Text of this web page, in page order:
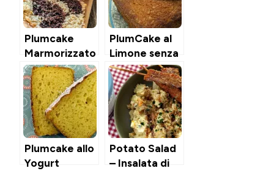
Plumcake
Marmorizzato
PlumCake al
Limone senza
lievito
Plumcake allo
Yogurt
Potato Salad
– Insalata di